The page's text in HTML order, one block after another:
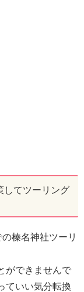
してツーリング
榛名神社ツーリ
ができませんで
ていい気分転換